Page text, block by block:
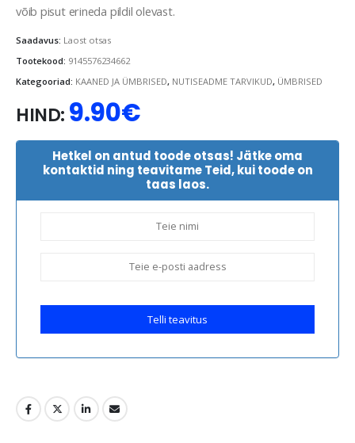
võib pisut erineda pildil olevast.
Saadavus: Laost otsas
Tootekood: 9145576234662
Kategooriad: KAANED JA ÜMBRISED, NUTISEADME TARVIKUD, ÜMBRISED
HIND: 9.90€
Hetkel on antud toode otsas! Jätke oma
kontaktid ning teavitame Teid, kui toode on
taas laos.
Telli teavitus